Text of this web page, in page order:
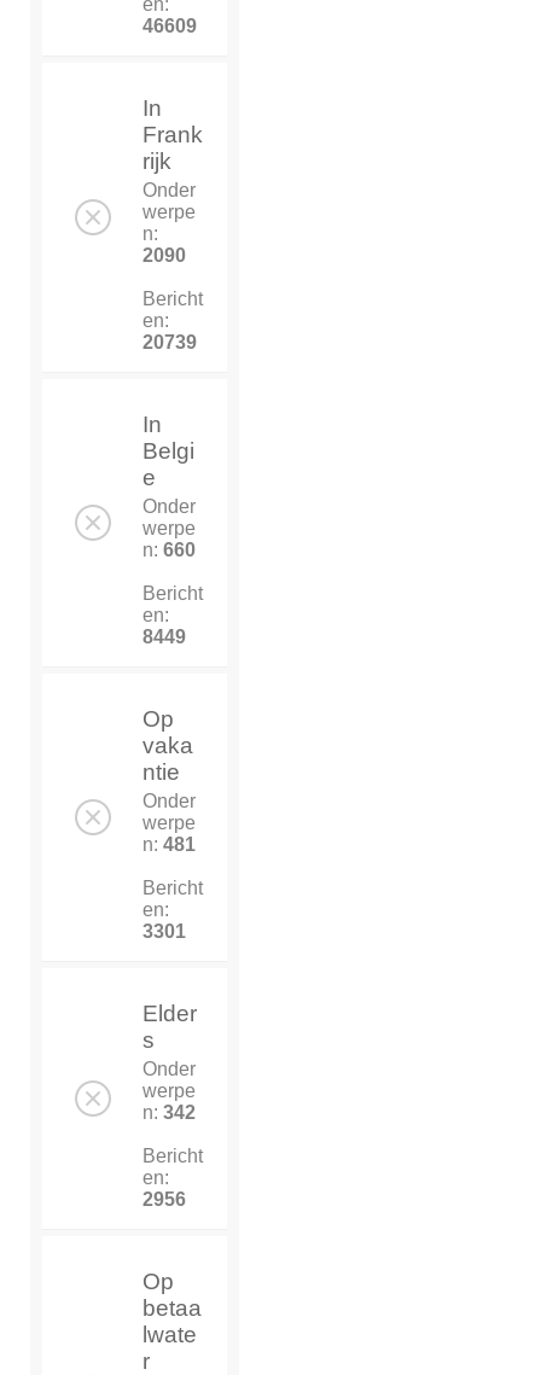
en:
46609
In
Frank
rijk
Onder
werpe
n:
2090
Bericht
en:
20739
In
Belgi
e
Onder
werpe
n: 660
Bericht
en:
8449
Op
vaka
ntie
Onder
werpe
n: 481
Bericht
en:
3301
Elder
s
Onder
werpe
n: 342
Bericht
en:
2956
Op
betaa
lwate
r